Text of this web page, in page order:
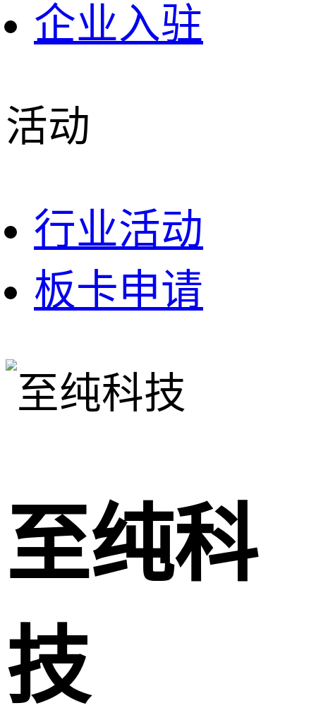
企业入驻
活动
行业活动
板卡申请
至纯科
技